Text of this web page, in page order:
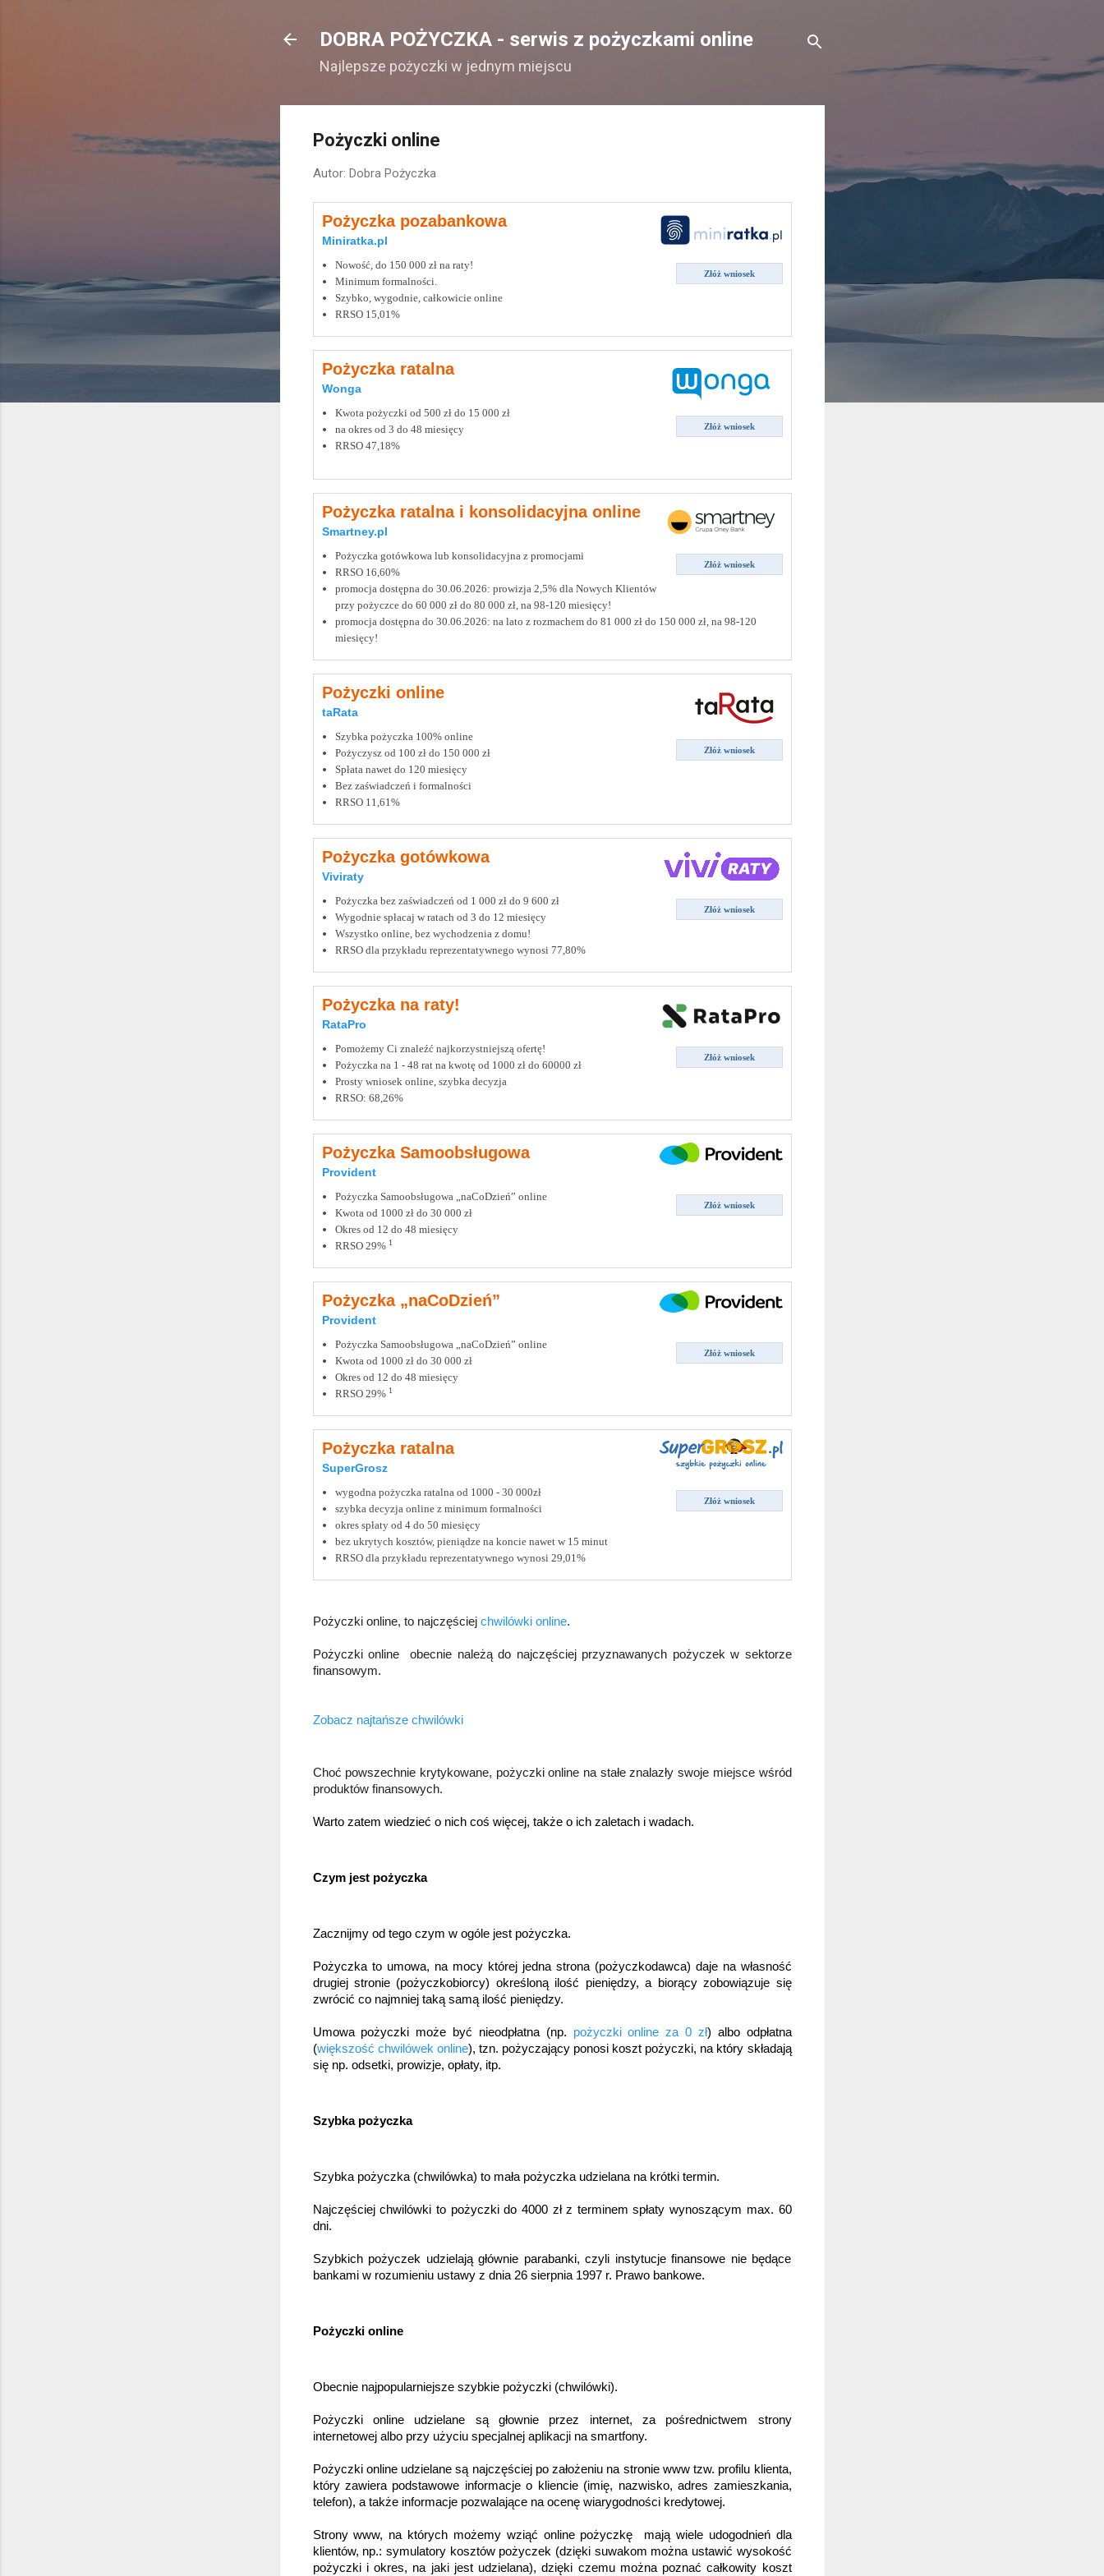
DOBRA POŻYCZKA - serwis z pożyczkami online
Najlepsze pożyczki w jednym miejscu
Pożyczki online
Autor: Dobra Pożyczka
Pożyczka pozabankowa
Miniratka.pl
Złóż wniosek
Nowość, do 150 000 zł na raty!
Minimum formalności.
Szybko, wygodnie, całkowicie online
RRSO 15,01%
Pożyczka ratalna
Wonga
Złóż wniosek
Kwota pożyczki od 500 zł do 15 000 zł
na okres od 3 do 48 miesięcy
RRSO 47,18%
Pożyczka ratalna i konsolidacyjna online
Smartney.pl
Złóż wniosek
Pożyczka gotówkowa lub konsolidacyjna z promocjami
RRSO 16,60%
promocja dostępna do 30.06.2026: prowizja 2,5% dla Nowych Klientów
przy pożyczce do 60 000 zł do 80 000 zł, na 98-120 miesięcy!
promocja dostępna do 30.06.2026: na lato z rozmachem do 81 000 zł do 150 000 zł, na 98-120
miesięcy!
Pożyczki online
taRata
Złóż wniosek
Szybka pożyczka 100% online
Pożyczysz od 100 zł do 150 000 zł
Spłata nawet do 120 miesięcy
Bez zaświadczeń i formalności
RRSO 11,61%
Pożyczka gotówkowa
Viviraty
Złóż wniosek
Pożyczka bez zaświadczeń od 1 000 zł do 9 600 zł
Wygodnie spłacaj w ratach od 3 do 12 miesięcy
Wszystko online, bez wychodzenia z domu!
RRSO dla przykładu reprezentatywnego wynosi 77,80%
Pożyczka na raty!
RataPro
Złóż wniosek
Pomożemy Ci znaleźć najkorzystniejszą ofertę!
Pożyczka na 1 - 48 rat na kwotę od 1000 zł do 60000 zł
Prosty wniosek online, szybka decyzja
RRSO: 68,26%
Pożyczka Samoobsługowa
Provident
Złóż wniosek
Pożyczka Samoobsługowa „naCoDzień” online
Kwota od 1000 zł do 30 000 zł
Okres od 12 do 48 miesięcy
RRSO 29% 1
Pożyczka „naCoDzień”
Provident
Złóż wniosek
Pożyczka Samoobsługowa „naCoDzień” online
Kwota od 1000 zł do 30 000 zł
Okres od 12 do 48 miesięcy
RRSO 29% 1
Pożyczka ratalna
SuperGrosz
Złóż wniosek
wygodna pożyczka ratalna od 1000 - 30 000zł
szybka decyzja online z minimum formalności
okres spłaty od 4 do 50 miesięcy
bez ukrytych kosztów, pieniądze na koncie nawet w 15 minut
RRSO dla przykładu reprezentatywnego wynosi 29,01%
Pożyczki online, to najczęściej chwilówki online.
Pożyczki online  obecnie należą do najczęściej przyznawanych pożyczek w sektorze
finansowym.
Zobacz najtańsze chwilówki
Choć powszechnie krytykowane, pożyczki online na stałe znalazły swoje miejsce wśród
produktów finansowych.
Warto zatem wiedzieć o nich coś więcej, także o ich zaletach i wadach.
Czym jest pożyczka
Zacznijmy od tego czym w ogóle jest pożyczka.
Pożyczka to umowa, na mocy której jedna strona (pożyczkodawca) daje na własność
drugiej stronie (pożyczkobiorcy) określoną ilość pieniędzy, a biorący zobowiązuje się
zwrócić co najmniej taką samą ilość pieniędzy.
Umowa pożyczki może być nieodpłatna (np. pożyczki online za 0 zł) albo odpłatna
(większość chwilówek online), tzn. pożyczający ponosi koszt pożyczki, na który składają
się np. odsetki, prowizje, opłaty, itp.
Szybka pożyczka
Szybka pożyczka (chwilówka) to mała pożyczka udzielana na krótki termin.
Najczęściej chwilówki to pożyczki do 4000 zł z terminem spłaty wynoszącym max. 60
dni.
Szybkich pożyczek udzielają głównie parabanki, czyli instytucje finansowe nie będące
bankami w rozumieniu ustawy z dnia 26 sierpnia 1997 r. Prawo bankowe.
Pożyczki online
Obecnie najpopularniejsze szybkie pożyczki (chwilówki).
Pożyczki online udzielane są głownie przez internet, za pośrednictwem strony
internetowej albo przy użyciu specjalnej aplikacji na smartfony.
Pożyczki online udzielane są najczęściej po założeniu na stronie www tzw. profilu klienta,
który zawiera podstawowe informacje o kliencie (imię, nazwisko, adres zamieszkania,
telefon), a także informacje pozwalające na ocenę wiarygodności kredytowej.
Strony www, na których możemy wziąć online pożyczkę  mają wiele udogodnień dla
klientów, np.: symulatory kosztów pożyczek (dzięki suwakom można ustawić wysokość
pożyczki i okres, na jaki jest udzielana), dzięki czemu można poznać całkowity koszt